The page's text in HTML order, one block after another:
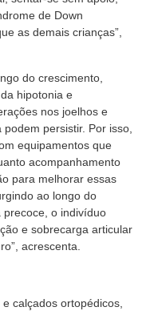
de Down
as demais crianças”,
do crescimento,
hipotonia e
nos joelhos e
persistir. Por isso,
equipamentos que
acompanhamento
para melhorar essas
ao longo do
o indivíduo
e sobrecarga articular
acrescenta.
calçados ortopédicos,